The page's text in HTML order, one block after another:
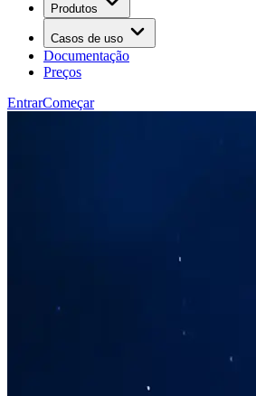
Produtos
Casos de uso
Documentação
Preços
EntrarComeçar